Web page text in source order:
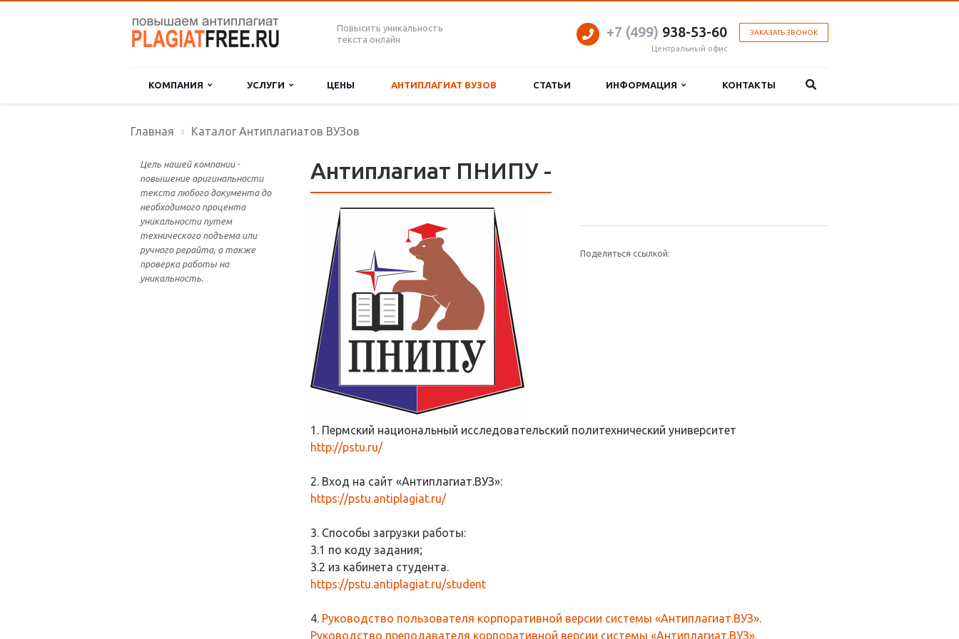
Повысить уникальность
текста онлайн
ЗАКАЗАТЬ ЗВОНОК
+7 (499) 938-53-60
Центральный офис
КОМПАНИЯ УСЛУГИ ЦЕНЫ АНТИПЛАГИАТ ВУЗОВ СТАТЬИ ИНФОРМАЦИЯ КОНТАКТЫ
Главная Каталог Антиплагиатов ВУЗов
Цель нашей компании -
повышение оригинальности
текста любого документа до
необходимого процента
уникальности путем
технического подъема или
ручного рерайта, а также
проверка работы на
уникальность.
Антиплагиат ПНИПУ -
Поделиться ссылкой:
1. Пермский национальный исследовательский политехнический университет
http://pstu.ru/
2. Вход на сайт «Антиплагиат.ВУЗ»:
https://pstu.antiplagiat.ru/
3. Способы загрузки работы:
3.1 по коду задания;
3.2 из кабинета студента.
https://pstu.antiplagiat.ru/student
4. Руководство пользователя корпоративной версии системы «Антиплагиат.ВУЗ».
Руководство преподавателя корпоративной версии системы «Антиплагиат.ВУЗ».